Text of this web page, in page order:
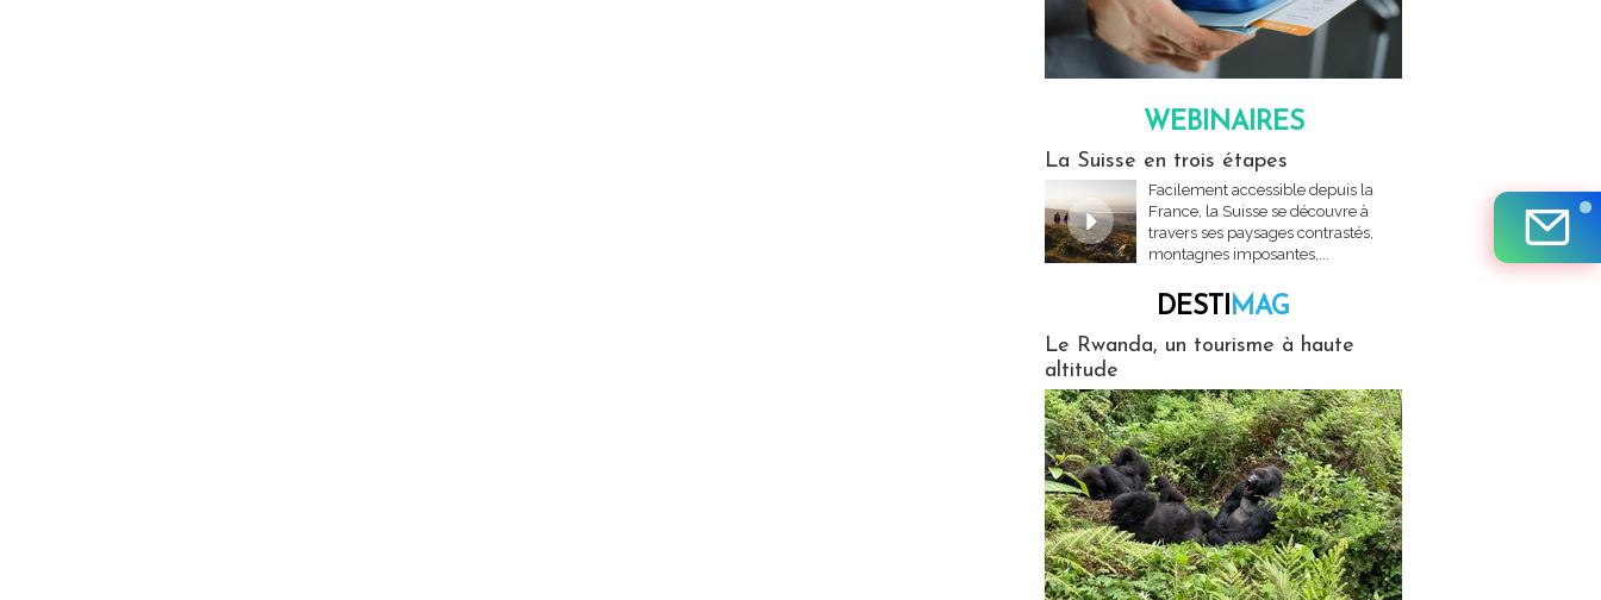
WEBINAIRES
La Suisse en trois étapes
Facilement accessible depuis la
France, la Suisse se découvre à
travers ses paysages contrastés,
montagnes imposantes,...
DESTIMAG
Le Rwanda, un tourisme à haute
altitude